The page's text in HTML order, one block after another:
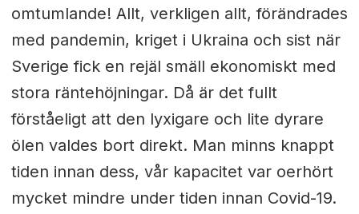
omtumlande! Allt, verkligen allt, förändrades
med pandemin, kriget i Ukraina och sist när
Sverige fick en rejäl smäll ekonomiskt med
stora räntehöjningar. Då är det fullt
förståeligt att den lyxigare och lite dyrare
ölen valdes bort direkt. Man minns knappt
tiden innan dess, vår kapacitet var oerhört
mycket mindre under tiden innan Covid-19.